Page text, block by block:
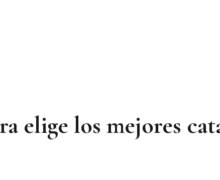
elige los mejores